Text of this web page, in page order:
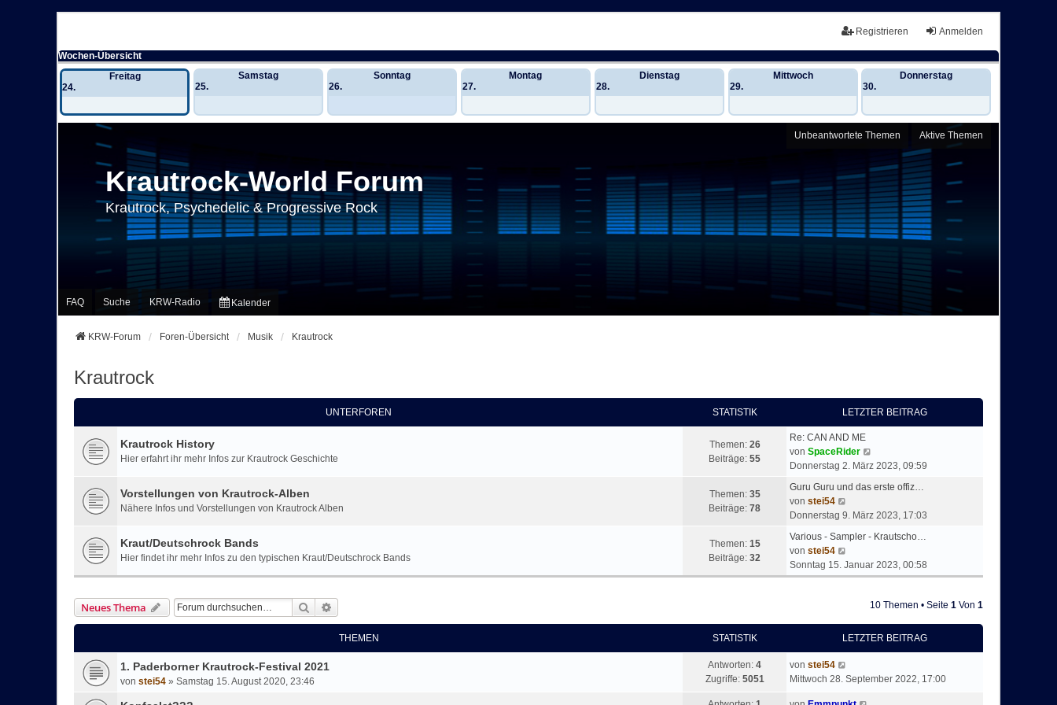
Anmelden
Registrieren
Wochen-Übersicht
Freitag
24.
Samstag
25.
Sonntag
26.
Montag
27.
Dienstag
28.
Mittwoch
29.
Donnerstag
30.
Unbeantwortete Themen Aktive Themen
Krautrock-World Forum
Krautrock, Psychedelic & Progressive Rock
FAQ Suche KRW-Radio Kalender
KRW-Forum Foren-Übersicht Musik Krautrock
Krautrock
UNTERFOREN STATISTIK LETZTER BEITRAG
Krautrock History
Hier erfahrt ihr mehr Infos zur Krautrock Geschichte
Themen: 26
Beiträge: 55
Re: CAN AND ME
von SpaceRider
e
e
t
e
B
e
t
a
Donnerstag 2. März 2023, 09:59
Vorstellungen von Krautrock-Alben
Nähere Infos und Vorstellungen von Krautrock Alben
Themen: 35
Beiträge: 78
Guru Guru und das erste offiz…
von stei54
e
e
t
i
a
g
Donnerstag 9. März 2023, 17:03
Kraut/Deutschrock Bands
Hier findet ihr mehr Infos zu den typischen Kraut/Deutschrock Bands
Themen: 15
Beiträge: 32
Various - Sampler - Krautscho…
von stei54
e
u
e
e
Sonntag 15. Januar 2023, 00:58
Neues Thema Suche 10 Themen • Seite 1 Von 1
THEMEN STATISTIK LETZTER BEITRAG
1. Paderborner Krautrock-Festival 2021
von stei54 » Samstag 15. August 2020, 23:46
Antworten: 4
Zugriffe: 5051
von stei54
Mittwoch 28. September 2022, 17:00